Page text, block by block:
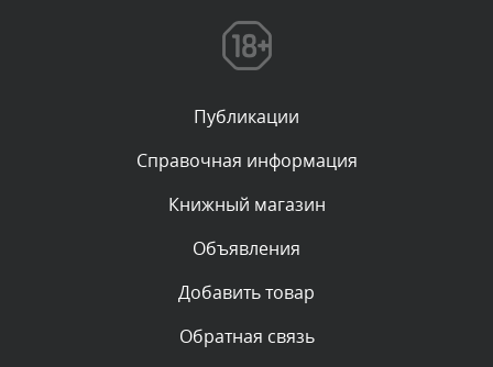
Текст комментария будет виден после проверки
Комментарий проверяется
Текст комментария будет виден после проверки
администратором.
Комментарий проверяется
Текст комментария будет виден после проверки
администратором.
Публикации
Справочная информация
Книжный магазин
Объявления
Добавить товар
Обратная связь